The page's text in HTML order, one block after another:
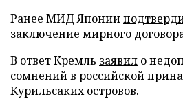
Ранее МИД Японии
заключение мирного
В ответ Кремль заявил о
сомнений в российской
Курильсаких островов.